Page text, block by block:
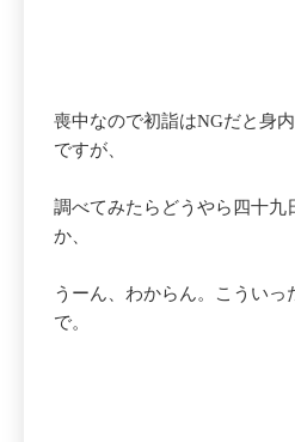
喪中なので初詣はNGだと身
ですが、
調べてみたらどうやら四十九
か、
うーん、わからん。こういっ
で。